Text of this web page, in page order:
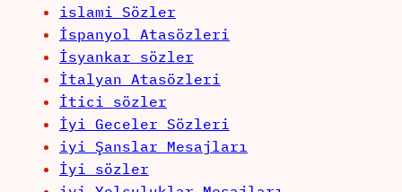
islami Sözler
İspanyol Atasözleri
İsyankar sözler
İtalyan Atasözleri
İtici sözler
İyi Geceler Sözleri
iyi Şanslar Mesajları
İyi sözler